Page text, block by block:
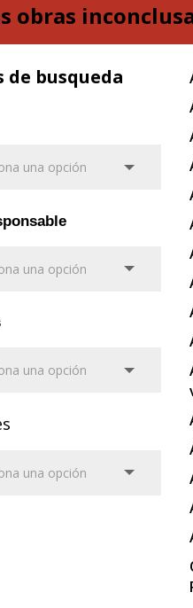
obras
de busqueda